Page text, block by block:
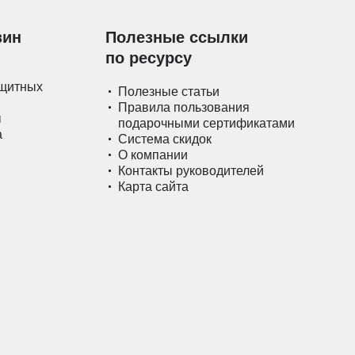
Полезные ссылки
по ресурсу
Полезные статьи
Правила пользования
подарочными сертификатами
Система скидок
О компании
Контакты руководителей
Карта сайта